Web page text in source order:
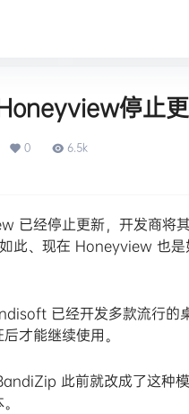
停止
0 6.5k
已经停止更新，开发商将
此、现在 Honeyview 也
已经开发多款流行的
才能继续使用。
此前就改成了这种